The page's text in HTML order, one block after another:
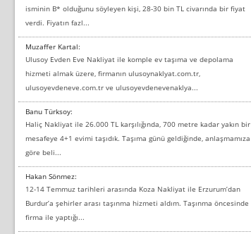
isminin B* olduğunu söyleyen kişi, 28-30 bin TL civarında bir fiyat
verdi. Fiyatın fazl...
Muzaffer Kartal:
Ulusoy Evden Eve Nakliyat ile komple ev taşıma ve depolama
hizmeti almak üzere, firmanın ulusoynaklyat.com.tr,
ulusoyevdeneve.com.tr ve ulusoyevdenevenaklya...
Banu Türksoy:
Haliç Nakliyat ile 26.000 TL karşılığında, 700 metre kadar yakın bir
mesafeye 4+1 evimi taşıdık. Taşıma günü geldiğinde, anlaşmamıza
göre beli...
Hakan Sönmez:
12-14 Temmuz tarihleri arasında Koza Nakliyat ile Erzurum’dan
Burdur’a şehirler arası taşınma hizmeti aldım. Taşınma öncesinde
firma ile yaptığı...